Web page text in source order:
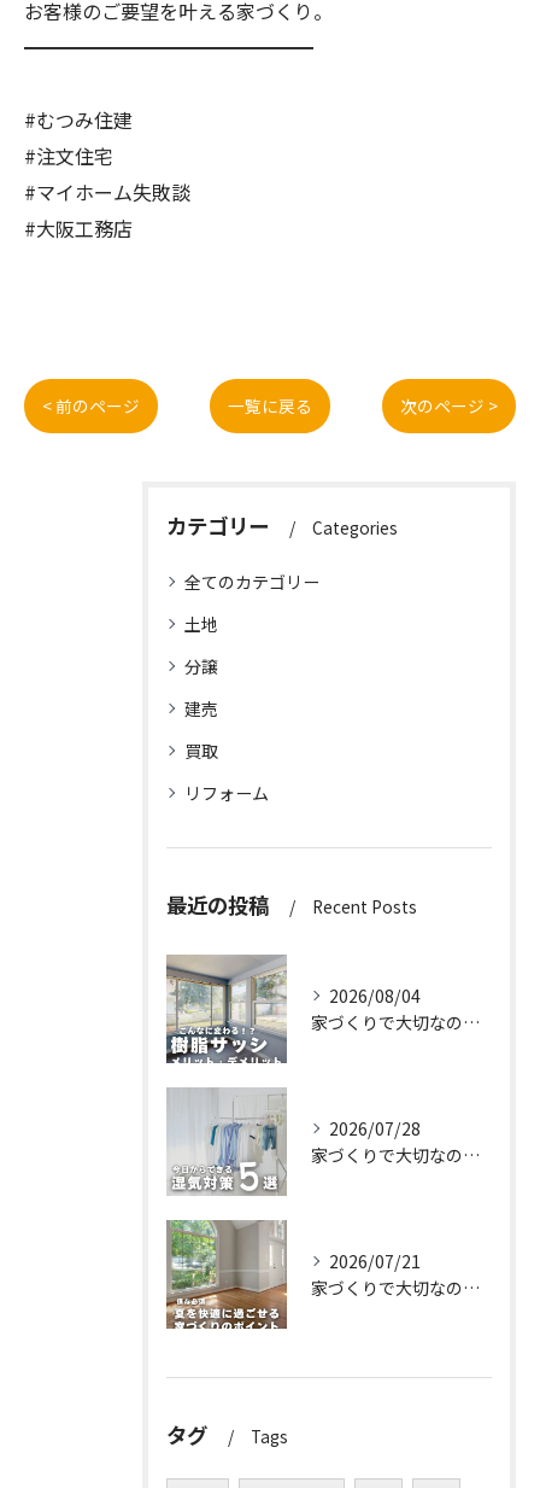
お客様のご要望を叶える家づくり。
━━━━━━━━━━━━━━━
#むつみ住建
#注文住宅
#マイホーム失敗談
#大阪工務店
< 前のページ 一覧に戻る 次のページ >
カテゴリー Categories
全てのカテゴリー
土地
分譲
建売
買取
リフォーム
最近の投稿 Recent Posts
2026/08/04
家づくりで大切なのは、住んでからの快適さ🌿
2026/07/28
家づくりで大切なのは、住んでからの快適さ🌿
2026/07/21
家づくりで大切なのは、住んでからの快適さ🌿
タグ Tags